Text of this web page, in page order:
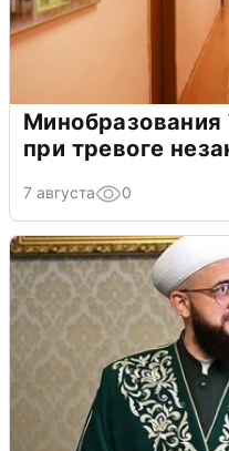
Минобразования
при тревоге
7 августа 0